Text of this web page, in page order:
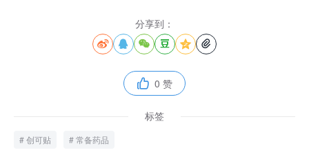
分享到：
     
 0 赞
标签
创可贴 常备药品